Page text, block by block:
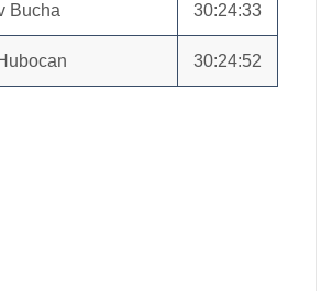
Bucha 30:24:33
30:24:52